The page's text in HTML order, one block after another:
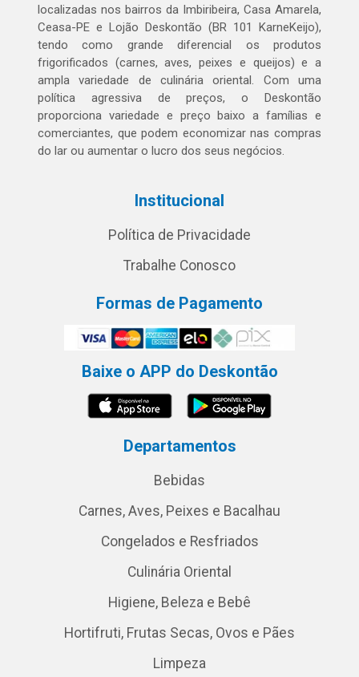
localizadas nos bairros da Imbiribeira, Casa Amarela,
Ceasa-PE e Lojão Deskontão (BR 101 KarneKeijo),
tendo como grande diferencial os produtos
frigorificados (carnes, aves, peixes e queijos) e a
ampla variedade de culinária oriental. Com uma
política agressiva de preços, o Deskontão
proporciona variedade e preço baixo a famílias e
comerciantes, que podem economizar nas compras
do lar ou aumentar o lucro dos seus negócios.
Institucional
Política de Privacidade
Trabalhe Conosco
Formas de Pagamento
Baixe o APP do Deskontão
Departamentos
Bebidas
Carnes, Aves, Peixes e Bacalhau
Congelados e Resfriados
Culinária Oriental
Higiene, Beleza e Bebê
Hortifruti, Frutas Secas, Ovos e Pães
Limpeza